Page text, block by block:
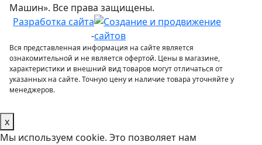
Машин». Все права защищены.
Разработка сайта
-
Вся представленная информация на сайте является
ознакомительной и не является офертой. Цены в магазине,
характеристики и внешний вид товаров могут отличаться от
указанных на сайте. Точную цену и наличие товара уточняйте у
менеджеров.
x
Мы используем cookie. Это позволяет нам